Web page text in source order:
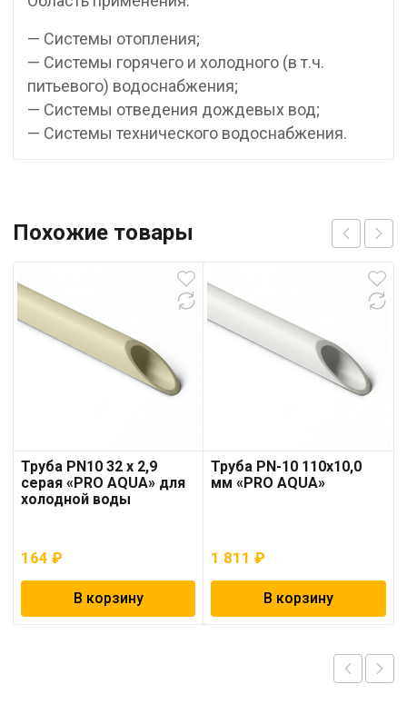
— Системы отопления;
— Системы горячего и холодного (в т.ч.
питьевого) водоснабжения;
— Системы отведения дождевых вод;
— Системы технического водоснабжения.
Похожие товары
Труба PN10 32 x 2,9
серая «PRO AQUA» для
холодной воды
164 ₽
В корзину
Труба PN-10 110х10,0
мм «PRO AQUA»
1 811₽
В корзину